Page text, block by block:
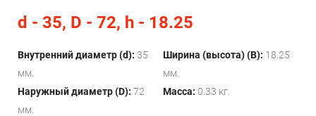
d - 35, D - 72, h - 18.25
Внутренний диаметр (d): 35
мм.
Наружный диаметр (D): 72
мм.
Ширина (высота) (B): 18.25
мм.
Масса: 0.33 кг.